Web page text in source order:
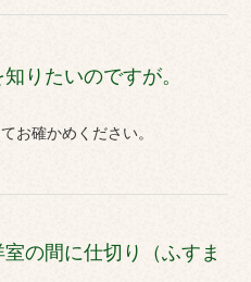
りたいのですが。
お確かめください。
の間に仕切り（ふすま